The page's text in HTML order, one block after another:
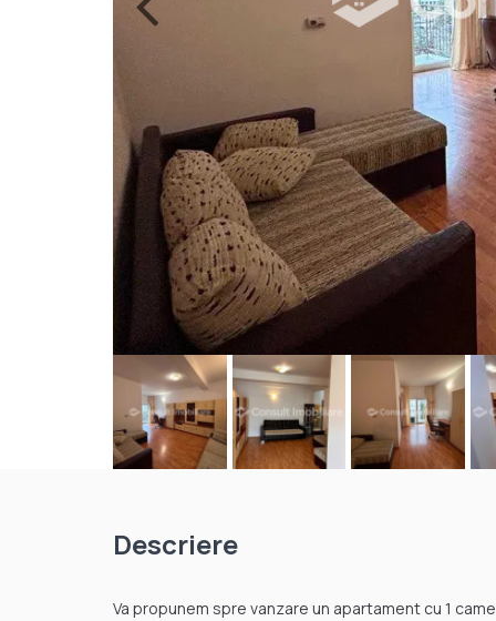
Descriere
Va propunem spre vanzare un apartament cu 1